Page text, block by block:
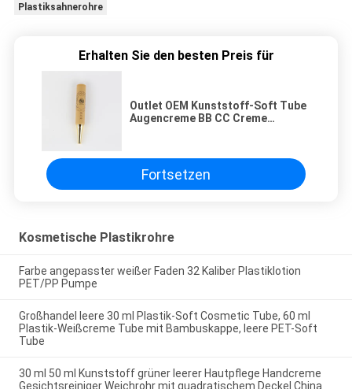
Plastiksahnerohre
Erhalten Sie den besten Preis für
Outlet OEM Kunststoff-Soft Tube
Augencreme BB CC Creme
Fortsetzen
Kosmetische Plastikrohre
Farbe angepasster weißer Faden 32 Kaliber Plastiklotion
PET/PP Pumpe
Großhandel leere 30 ml Plastik-Soft Cosmetic Tube, 60 ml
Plastik-Weißcreme Tube mit Bambuskappe, leere PET-Soft
Tube
30 ml 50 ml Kunststoff grüner leerer Hautpflege Handcreme
Gesichtsreiniger Weichrohr mit quadratischem Deckel China